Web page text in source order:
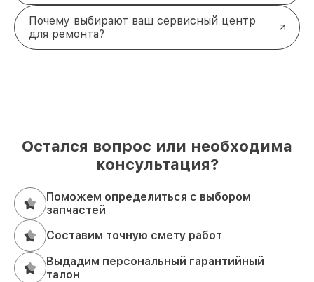
Почему выбирают ваш сервисный центр
для ремонта?
Остался вопрос или необходима
консультация?
Поможем определиться с выбором
запчастей
Составим точную смету работ
Выдадим персональный гарантийный
талон